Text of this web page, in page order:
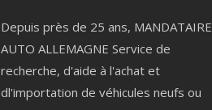
Depuis près de 25 ans, MANDATAIRE
AUTO ALLEMAGNE Service de
recherche, d'aide à l'achat et
dl'importation de véhicules neufs ou